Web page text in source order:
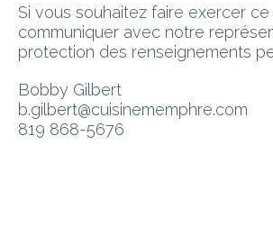
Si vous souhaitez faire exercer
communiquer avec notre
protection des renseignements
Bobby Gilbert
b.gilbert@cuisinememphre.com
819 868-5676